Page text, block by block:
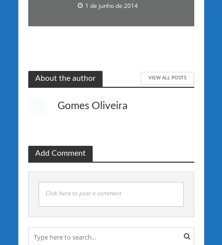
1 de junho de 2014
About the author VIEW ALL POSTS
Gomes Oliveira
Add Comment
Click here to post a comment